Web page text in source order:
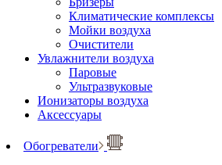
Климатические комплексы
Мойки воздуха
Очистители
Увлажнители воздуха
Паровые
Ультразвуковые
Ионизаторы воздуха
Аксессуары
Обогреватели